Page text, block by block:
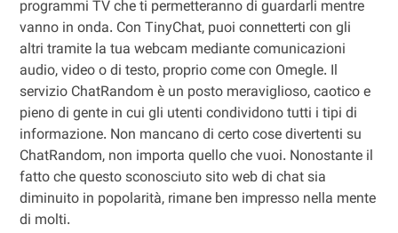
programmi TV che ti permetteranno di guardarli mentre
vanno in onda. Con TinyChat, puoi connetterti con gli
altri tramite la tua webcam mediante comunicazioni
audio, video o di testo, proprio come con Omegle. Il
servizio ChatRandom è un posto meraviglioso, caotico e
pieno di gente in cui gli utenti condividono tutti i tipi di
informazione. Non mancano di certo cose divertenti su
ChatRandom, non importa quello che vuoi. Nonostante il
fatto che questo sconosciuto sito web di chat sia
diminuito in popolarità, rimane ben impresso nella mente
di molti.